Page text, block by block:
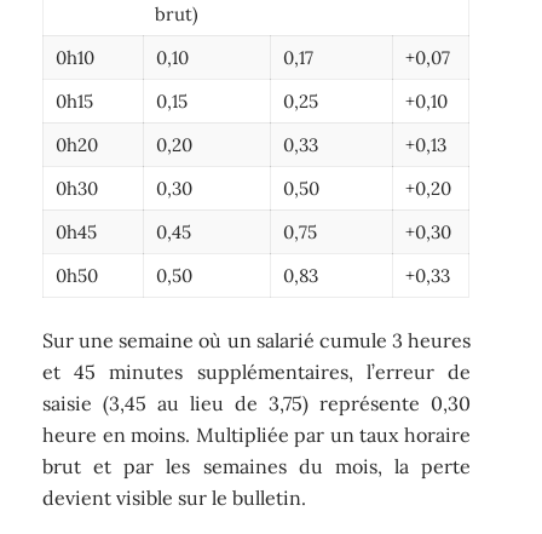
brut)
0h10 0,10 0,17
+0,07
0h15
0,15 0,25
+0,10
0h20
0,20 0,33
+0,13
0h30
0,30 0,50
+0,20
0h45
0,45 0,75
+0,30
0h50
0,50 0,83 +0,33
Sur une semaine où un salarié cumule 3 heures
et 45 minutes supplémentaires, l’erreur de
saisie (3,45 au lieu de 3,75) représente 0,30
heure en moins. Multipliée par un taux horaire
brut et par les semaines du mois, la perte
devient visible sur le bulletin.